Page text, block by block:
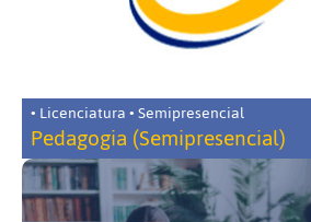
• Licenciatura • Semipresencial
Pedagogia (Semipresencial)